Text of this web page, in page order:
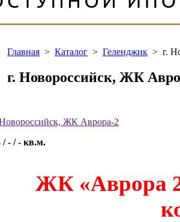
Главная > Каталог > Геленджик > г.
г. Новороссийск, ЖК
ЖК Аврора-2
/ - / - кв.м.
ЖК «Аврора